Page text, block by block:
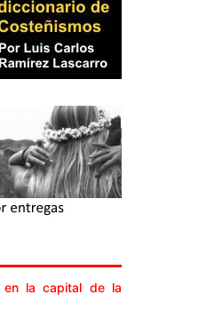
en la capital de la